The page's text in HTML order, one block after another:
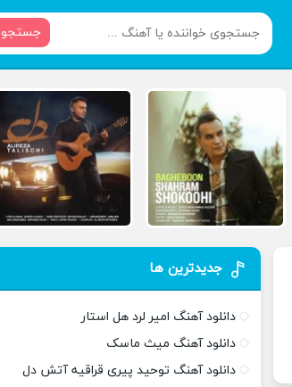
جستجو
جدیدترین ها
دانلود آهنگ امیر لرد هل استار
دانلود آهنگ میث ماسک
دانلود آهنگ توحید پیری قراقیه آتش دل